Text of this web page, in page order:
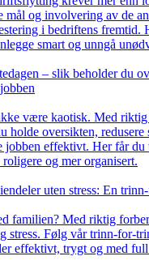
mål og involvering av de
i bedriftens fremtid.
smart og unngå
– slik beholder du
være kaotisk. Med riktig
holde oversikten, redusere
jobben effektivt. Her får du
og mer organisert.
uten stress: En
familien? Med riktig
stress. Følg vår trinn-for-
effektivt, trygt og med